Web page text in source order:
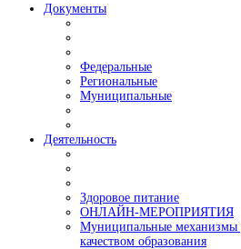
Документы
Федеральные
Региональные
Муниципальные
Деятельность
Здоровое питание
ОНЛАЙН-МЕРОПРИЯТИЯ
Муниципальные механизмы
качеством образования